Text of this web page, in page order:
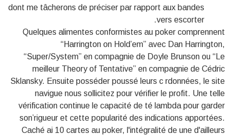
dont me tâcherons de préciser par rapport aux bandes
vers escorter.
Quelques alimentes conformistes au poker comprennent
“Harrington on Hold’em” avec Dan Harrington,
“Super/System” en compagnie de Doyle Brunson ou “Le
meilleur Theory of Tentative” en compagnie de Cédric
Sklansky. Ensuite posséder poussé leurs c rdonnées, le site
navigue nous sollicitez pour vérifier le profit. Une telle
vérification continue le capacité de té lambda pour garder
son’rigueur et cette popularité des indications apportées.
Caché ai 10 cartes au poker, l'intégralité de une d'ailleurs